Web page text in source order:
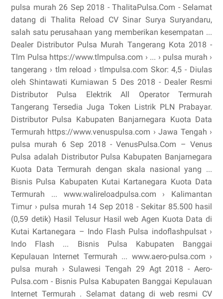
pulsa murah 26 Sep 2018 - ThalitaPulsa.Com - Selamat
datang di Thalita Reload CV Sinar Surya Suryandaru,
salah satu perusahaan yang memberikan kesempatan ...
Dealer Distributor Pulsa Murah Tangerang Kota 2018 -
Tlm Pulsa https://www.tlmpulsa.com › ... › pulsa murah ›
tangerang › tlm reload › tlmpulsa.com Skor: 4,5 - ‎Diulas
oleh Shintawati Kurniawan 5 Des 2018 - Dealer Resmi
Distributor Pulsa Elektrik All Operator Termurah
Tangerang Tersedia Juga Token Listrik PLN Prabayar.
Distributor Pulsa Kabupaten Banjarnegara Kuota Data
Termurah https://www.venuspulsa.com › Jawa Tengah ›
pulsa murah 6 Sep 2018 - VenusPulsa.Com – Venus
Pulsa adalah Distributor Pulsa Kabupaten Banjarnegara
Kuota Data Termurah dengan skala nasional yang ...
Bisnis Pulsa Kabupaten Kutai Kartanegara Kuota Data
Termurah ... www.walireloadpulsa.com › Kalimantan
Timur › pulsa murah 14 Sep 2018 - Sekitar 85.500 hasil
(0,59 detik) Hasil Telusur Hasil web Agen Kuota Data di
Kutai Kartanegara – Indo Flash Pulsa indoflashpulsat ›
Indo Flash ... Bisnis Pulsa Kabupaten Banggai
Kepulauan Internet Termurah ... www.aero-pulsa.com ›
pulsa murah › Sulawesi Tengah 29 Agt 2018 - Aero-
Pulsa.com - Bisnis Pulsa Kabupaten Banggai Kepulauan
Internet Termurah . Selamat datang di web resmi CV